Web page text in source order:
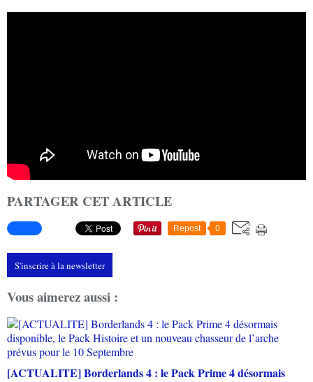
PARTAGER CET ARTICLE
Repost 0
S'inscrire à la newsletter
Vous aimerez aussi :
[ACTUALITE] Borderlands 4 : le Pack Prime 4 désormais